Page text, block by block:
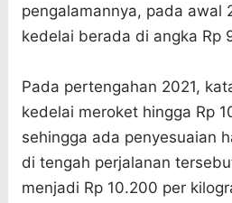
pengalamannya, pada awal
kedelai berada di angka Rp
Pada pertengahan 2021,
kedelai meroket hingga Rp
sehingga ada penyesuaian
di tengah perjalanan
menjadi Rp 10.200 per